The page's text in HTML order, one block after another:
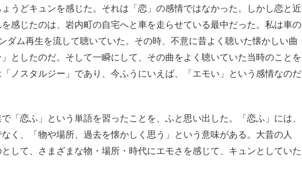
うどキュンを感じた。それは「恋」の感情ではなかった。しかし恋と近
感じたのは、岩内町の自宅へと車を走らせている最中だった。私は車の
ダム再生を流して聴いていた。その時、不意に昔よく聴いた懐かしい曲
としたのだ。そして一瞬にして、その曲をよく聴いていた当時のことを
ノスタルジー」であり、今ふうにいえば、「エモい」という感情なのだ
「恋ふ」という単語を習ったことを、ふと思い出した。「恋ふ」には、
なく、「物や場所、過去を懐かしく思う」という意味がある。大昔の人
して、さまざまな物・場所・時代にエモさを感じて、キュンとしていた